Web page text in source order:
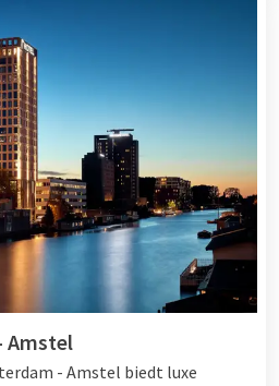
Amstel
- Amstel biedt luxe